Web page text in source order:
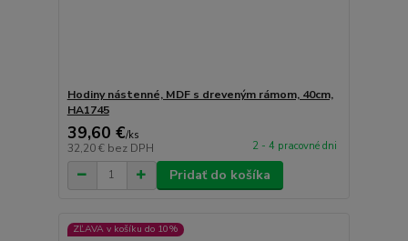
Hodiny nástenné, MDF s dreveným rámom, 40cm,
HA1745
39,60 €/ks
32,20 € bez DPH 2 - 4 pracovné dni
Pridať do košíka
ZĽAVA v košíku do 10%